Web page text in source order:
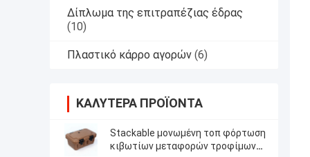
Δίπλωμα της επιτραπέζιας έδρας
(10)
Πλαστικό κάρρο αγορών (6)
ΚΑΛΎΤΕΡΑ ΠΡΟΪΌΝΤΑ
Stackable μονωμένη τοπ φόρτωση
κιβωτίων μεταφορών τροφίμων